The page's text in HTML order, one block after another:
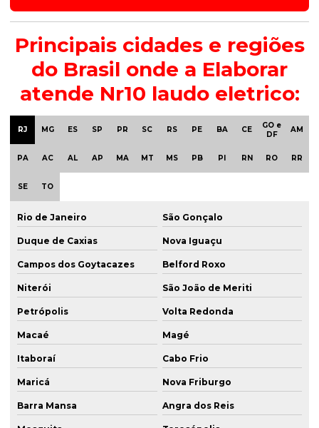
Principais cidades e regiões
do Brasil onde a Elaborar
atende Nr10 laudo eletrico:
RJ MG ES SP PR SC RS PE BA CE
GO e
DF
AM
PA AC AL AP MA MT MS PB PI RN RO RR
SE TO
Rio de Janeiro São Gonçalo
Duque de Caxias Nova Iguaçu
Campos dos Goytacazes Belford Roxo
Niterói São João de Meriti
Petrópolis Volta Redonda
Macaé Magé
Itaboraí Cabo Frio
Maricá Nova Friburgo
Barra Mansa Angra dos Reis